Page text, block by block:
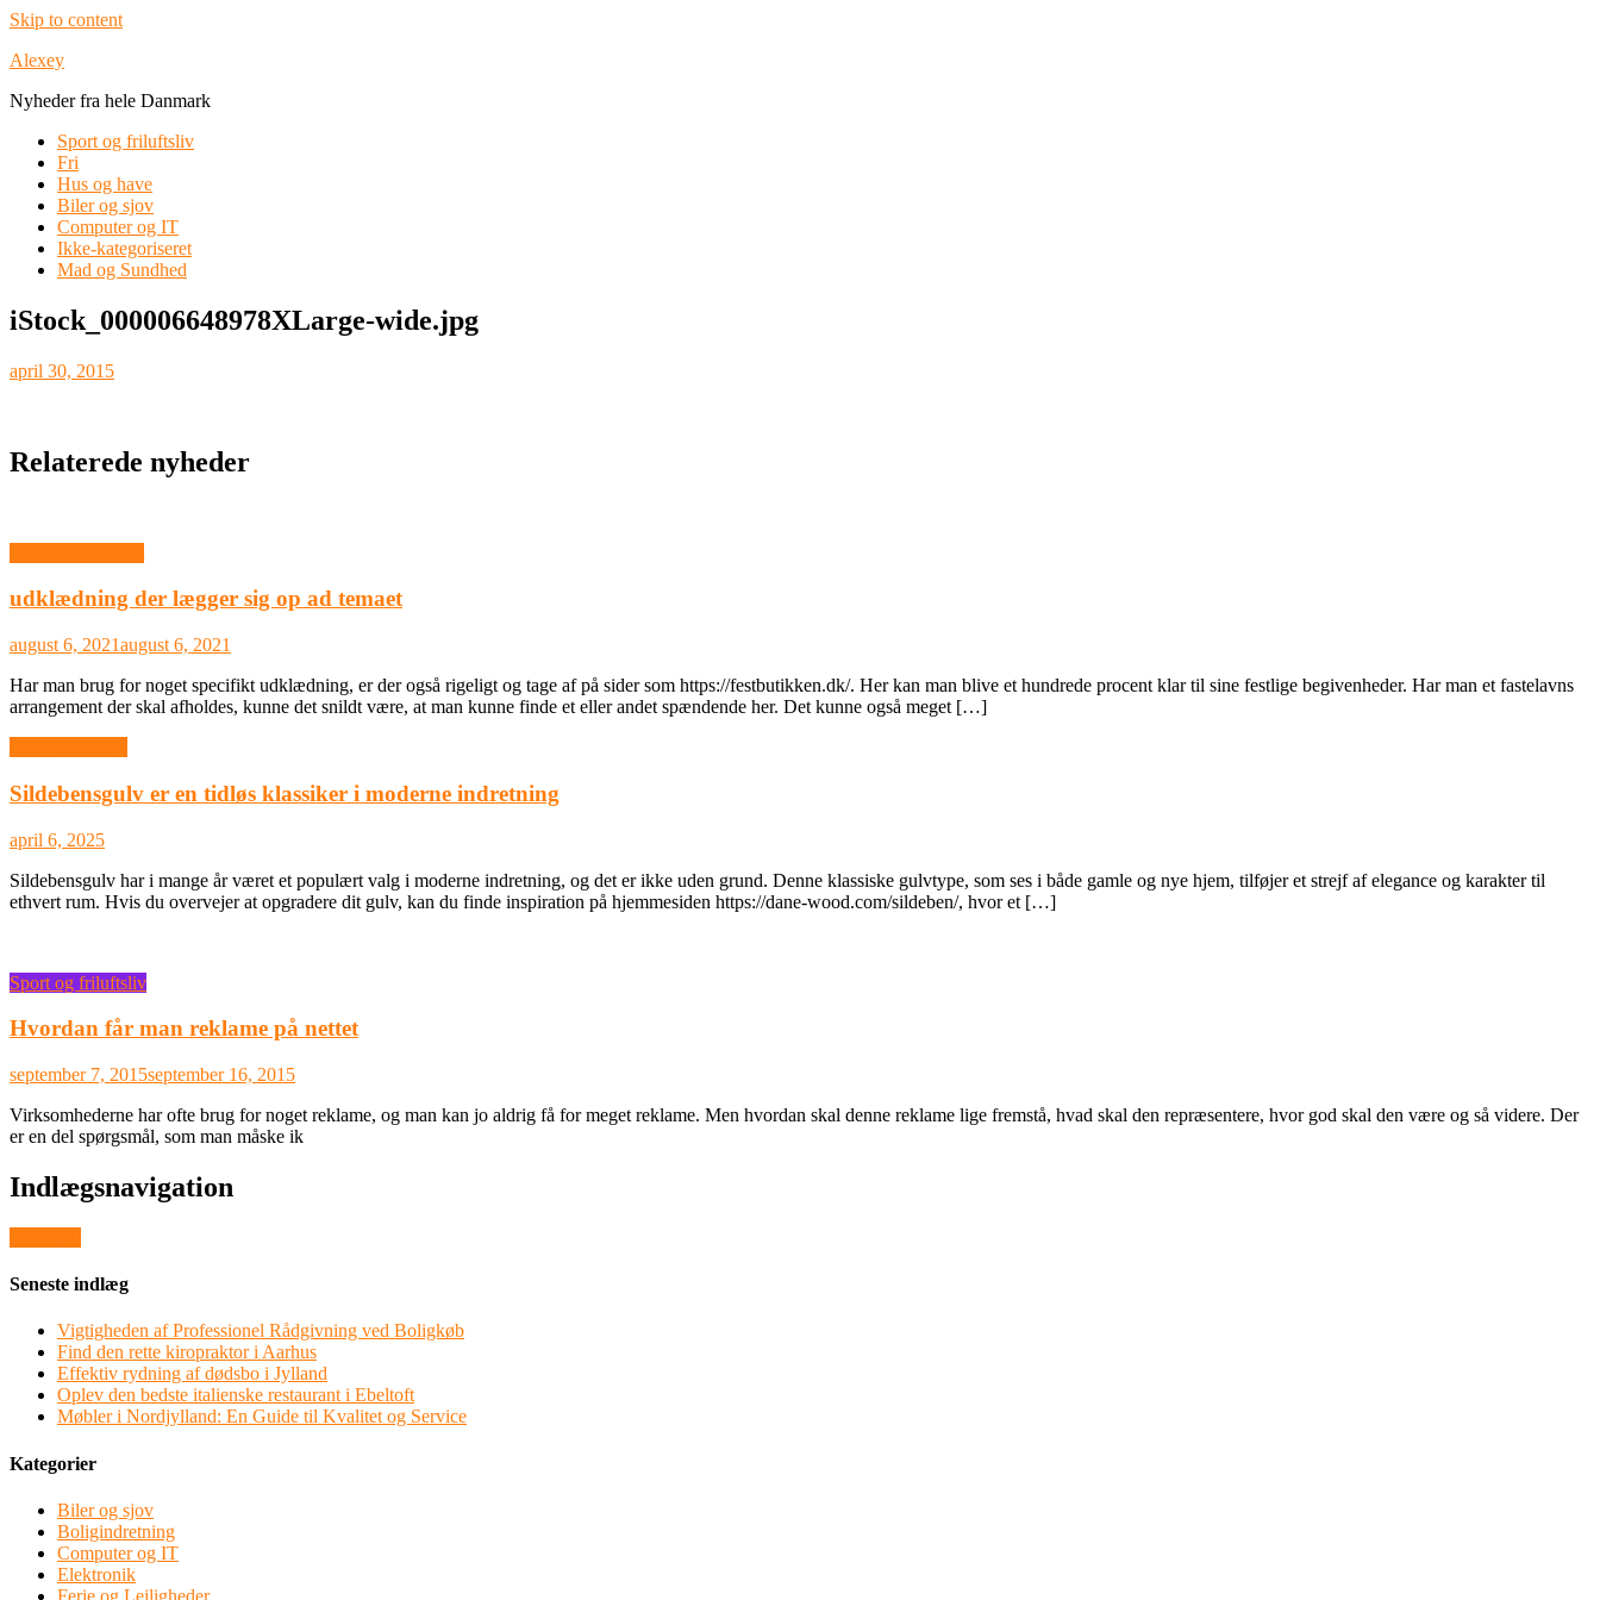
Skip to content
Alexey
Nyheder fra hele Danmark
Sport og friluftsliv
Fri
Hus og have
Biler og sjov
Computer og IT
Ikke-kategoriseret
Mad og Sundhed
iStock_000006648978XLarge-wide.jpg
april 30, 2015
Relaterede nyheder
udklædning der lægger sig op ad temaet
august 6, 2021august 6, 2021
Har man brug for noget specifikt udklædning, er der også rigeligt og tage af på sider som https://festbutikken.dk/. Her kan man blive et hundrede procent klar til sine festlige begivenheder. Har man et fastelavns
arrangement der skal afholdes, kunne det snildt være, at man kunne finde et eller andet spændende her. Det kunne også meget […]
Sildebensgulv er en tidløs klassiker i moderne indretning
april 6, 2025
Sildebensgulv har i mange år været et populært valg i moderne indretning, og det er ikke uden grund. Denne klassiske gulvtype, som ses i både gamle og nye hjem, tilføjer et strejf af elegance og karakter til
ethvert rum. Hvis du overvejer at opgradere dit gulv, kan du finde inspiration på hjemmesiden https://dane-wood.com/sildeben/, hvor et […]
Sport og friluftsliv
Hvordan får man reklame på nettet
september 7, 2015september 16, 2015
Virksomhederne har ofte brug for noget reklame, og man kan jo aldrig få for meget reklame. Men hvordan skal denne reklame lige fremstå, hvad skal den repræsentere, hvor god skal den være og så videre. Der
er en del spørgsmål, som man måske ik
Indlægsnavigation
Seneste indlæg
Vigtigheden af Professionel Rådgivning ved Boligkøb
Find den rette kiropraktor i Aarhus
Effektiv rydning af dødsbo i Jylland
Oplev den bedste italienske restaurant i Ebeltoft
Møbler i Nordjylland: En Guide til Kvalitet og Service
Kategorier
Biler og sjov
Boligindretning
Computer og IT
Elektronik
Ferie og Lejligheder